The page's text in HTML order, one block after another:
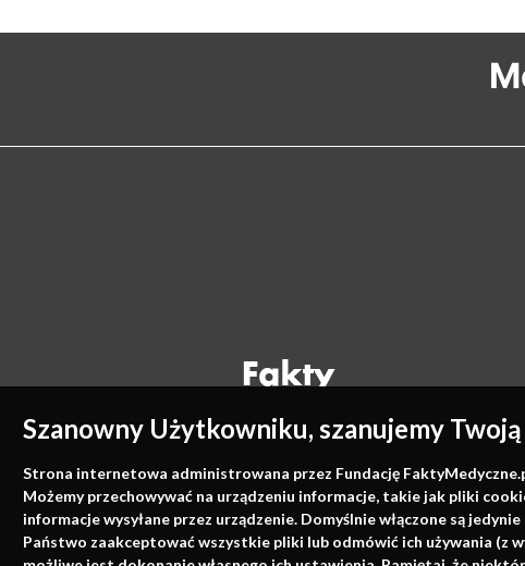
Szanowny Użytkowniku, szanujemy
Strona internetowa administrowana przez Fundację
Możemy przechowywać na urządzeniu informacje, takie jak pliki
informacje wysyłane przez urządzenie. Domyślnie włączone są
Państwo zaakceptować wszystkie pliki lub odmówić ich używania (z